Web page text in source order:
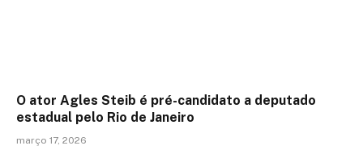
O ator Agles Steib é pré-candidato a deputado
estadual pelo Rio de Janeiro
março 17, 2026